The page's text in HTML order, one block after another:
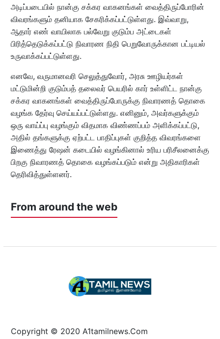
அடிப்படையில் நான்கு சக்கர வாகனங்கள் வைத்திருப்போரின்
விவரங்களும் தனியாக சேகரிக்கப்பட்டுள்ளது. இவ்வாறு,
ஆதார் எண் வாயிலாக பல்வேறு குடும்ப அட்டைகள்
பிரித்தெடுக்கப்பட்டு நிவாரண நிதி பெறுவோருக்கான பட்டியல்
உருவாக்கப்பட்டுள்ளது.
எனவே, வருமானவரி செலுத்துவோர், அரசு ஊழியர்கள்
மட்டுமின்றி குடும்பத் தலைவர் பெயரில் கார் உள்ளிட்ட நான்கு
சக்கர வாகனங்கள் வைத்திருப்போருக்கு நிவாரணத் தொகை
வழங்க தேர்வு செய்யப்பட்டுள்ளது. எனினும், அவர்களுக்கும்
ஒரு வாய்ப்பு வழங்கும் விதமாக விண்ணப்பம் அளிக்கப்பட்டு,
அதில் தங்களுக்கு ஏற்பட்ட பாதிப்புகள் குறித்த விவரங்களை
இணைத்து ரேஷன் கடையில் வழங்கினால் உரிய பரிசீலனைக்கு
பிறகு நிவாரணத் தொகை வழங்கப்படும் என்று அதிகாரிகள்
தெரிவித்துள்ளனர்.
From around the web
Copyright © 2020 A1tamilnews.Com